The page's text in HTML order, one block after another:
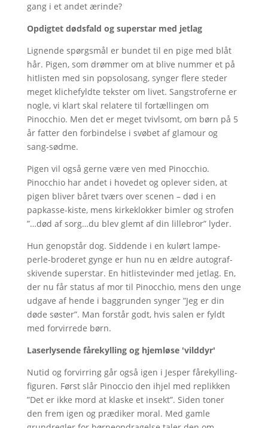
gang i et andet ærinde?
Opdigtet dødsfald og superstar med jetlag
Lignende spørgsmål er bundet til en pige med blåt
hår. Pigen, som drømmer om at blive nummer et på
hitlisten med sin popsolosang, synger flere steder
meget klichefyldte tekster om livet. Sangstroferne er
nogle, vi klart skal relatere til fortællingen om
Pinocchio. Men det er meget tvivlsomt, om børn på 5
år fatter den forbindelse i svøbet af glamour og
sang-sødme.
Pigen vil også gerne være ven med Pinocchio.
Pinocchio har andet i hovedet og oplever siden, at
pigen bliver båret tværs over scenen – død i en
papkasse-kiste, mens kirkeklokker bimler og strofen
”…død af sorg…du blev glemt af din lillebror” lyder.
Hun genopstår dog. Siddende i en kulørt lampe-
perle-broderet gynge er hun nu en ældre autograf-
skivende superstar. En hitlistevinder med jetlag. En,
der nu får status af mor til Pinocchio, mens den unge
udgave af hende i baggrunden synger ”Jeg er din
døde søster”. Man forstår godt, hvis salen er fyldt
med forvirrede børn.
Laserlysende fårekylling og hjemløse 'vilddyr'
Nutid og forvirring går også igen i Jesper fårekylling-
figuren. Først slår Pinoccio den ihjel med replikken
”Det er ikke mord at klaske et insekt”. Siden toner
den frem igen og prædiker moral. Med gamle